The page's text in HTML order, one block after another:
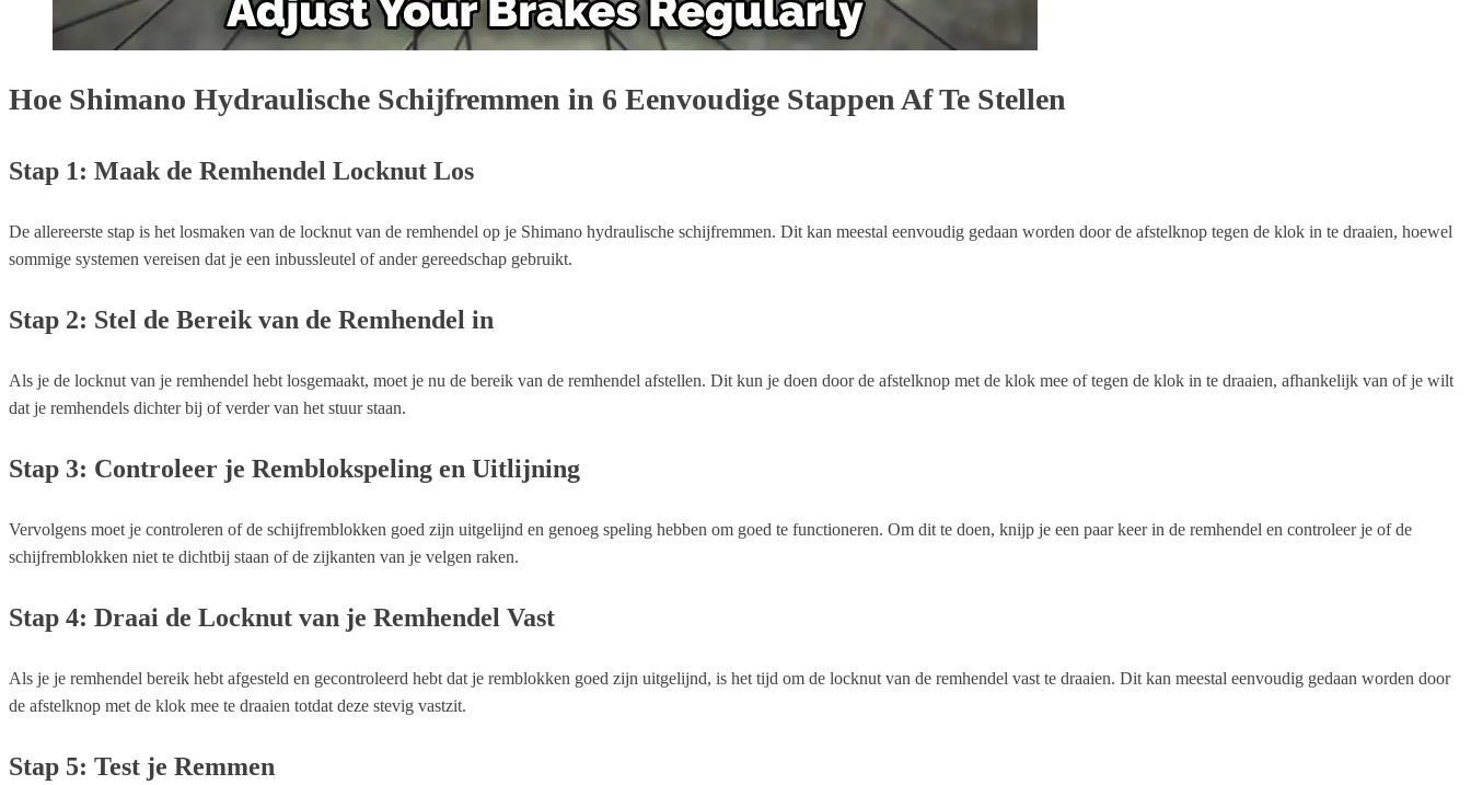
Hoe Shimano Hydraulische Schijfremmen in 6 Eenvoudige Stappen Af Te Stellen
Stap 1: Maak de Remhendel Locknut Los
De allereerste stap is het losmaken van de locknut van de remhendel op je Shimano hydraulische schijfremmen. Dit kan meestal eenvoudig gedaan worden door de afstelknop tegen de klok in te draaien, hoewel
sommige systemen vereisen dat je een inbussleutel of ander gereedschap gebruikt.
Stap 2: Stel de Bereik van de Remhendel in
Als je de locknut van je remhendel hebt losgemaakt, moet je nu de bereik van de remhendel afstellen. Dit kun je doen door de afstelknop met de klok mee of tegen de klok in te draaien, afhankelijk van of je wilt
dat je remhendels dichter bij of verder van het stuur staan.
Stap 3: Controleer je Remblokspeling en Uitlijning
Vervolgens moet je controleren of de schijfremblokken goed zijn uitgelijnd en genoeg speling hebben om goed te functioneren. Om dit te doen, knijp je een paar keer in de remhendel en controleer je of de
schijfremblokken niet te dichtbij staan of de zijkanten van je velgen raken.
Stap 4: Draai de Locknut van je Remhendel Vast
Als je je remhendel bereik hebt afgesteld en gecontroleerd hebt dat je remblokken goed zijn uitgelijnd, is het tijd om de locknut van de remhendel vast te draaien. Dit kan meestal eenvoudig gedaan worden door
de afstelknop met de klok mee te draaien totdat deze stevig vastzit.
Stap 5: Test je Remmen